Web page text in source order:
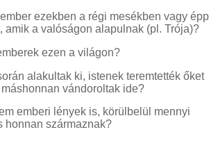
ezekben a régi mesékben vagy épp
amik a valóságon alapulnak (pl. Trója)?
ezen a világon?
alakultak ki, istenek teremtették őket
vándoroltak ide?
emberi lények is, körülbelül mennyi
honnan származnak?